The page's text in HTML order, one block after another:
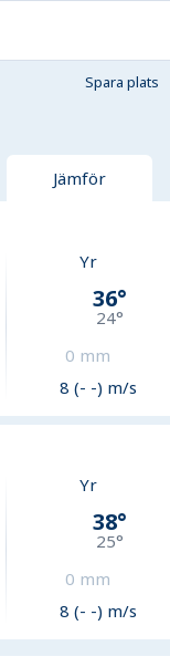
Spara plats
Jämför
Yr
36°
24°
0 mm
8 (- -) m/s
Yr
38°
25°
0 mm
8 (- -) m/s